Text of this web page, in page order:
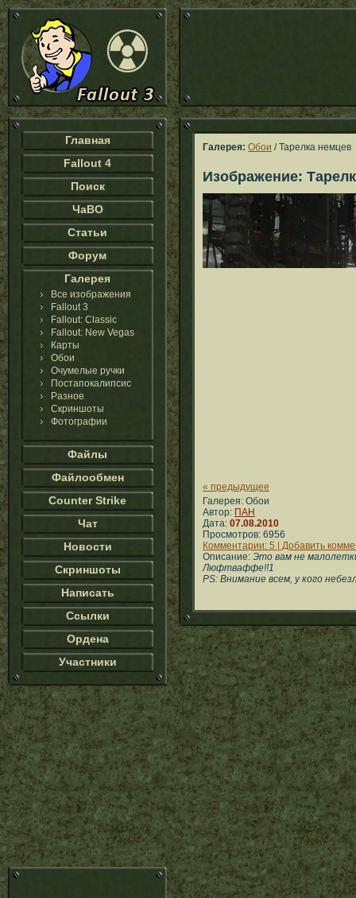
Главная
Fallout 4
Поиск
ЧаВО
Статьи
Форум
Галерея
Все изображения
Fallout 3
Fallout: Classic
Fallout: New Vegas
Карты
Обои
Очумелые ручки
Постапокалипсис
Разное
Скриншоты
Фотографии
Файлы
Файлообмен
Counter Strike
Чат
Новости
Скриншоты
Написать
Ссылки
Ордена
Участники
Галерея: Обои / Тарелка немцев
Изображение:
« предыдущее
Галерея: Обои
Автор: ПАН
Дата: 07.08.2010
Просмотров: 6956
Комментарии: 5 | Добавить
Описание: Это вам не
Люфтваффе!!1
PS: Внимание всем, у кого